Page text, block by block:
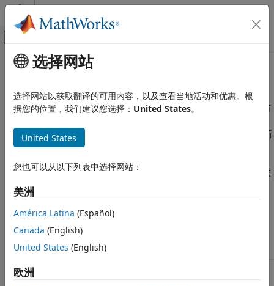
跳到内容
画布外导航菜单切换
文档主页
语言基础知识
数据类型
数据类型转换
本页内容
另请参阅
主要内容
文本和数值数据类型的有效组合
只要矩阵中的所有元素属于同一类型，矩阵和数组可以由几乎所有
类的元素，MATLAB 会转换一些元素，以使生成的矩阵中包含的所
有元素都为同一类型。
数据类型转换与预设的类优先级相关。下表显示了您可以进行异类
串联而不出错的 6 个类。表中的一个例外是无法将逻辑值转换为
char数据类型。
类型
字符
串
字符
串
串
串
串
串
串
串
选择网站
选择网站以获取翻译的可用内容，以及查看当地活动和优惠。根
据您的位置，我们建议您选择： United States。
United States
您也可以从以下列表中选择网站：
美洲
América Latina (Español)
Canada (English)
United States (English)
欧洲